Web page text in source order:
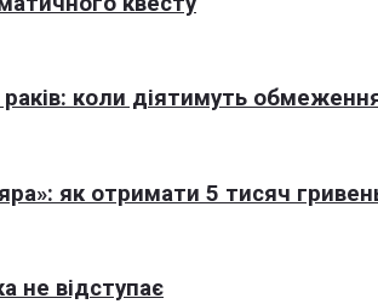
коли діятимуть
як отримати 5 тисяч
не відступає